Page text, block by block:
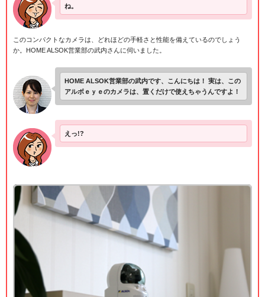
ね。
このコンパクトなカメラは、どれほどの手軽さと性能を備えているのでしょう
か。HOME ALSOK営業部の武内さんに伺いました。
HOME ALSOK営業部の武内です、こんにちは！ 実は、この
アルボｅｙｅのカメラは、置くだけで使えちゃうんですよ！
えっ!?